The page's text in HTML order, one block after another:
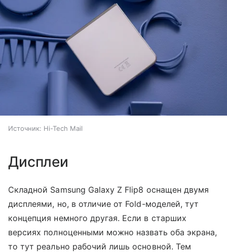
Источник: Hi-Tech Mail
Дисплеи
Складной Samsung Galaxy Z Flip8 оснащен двумя
дисплеями, но, в отличие от Fold-моделей, тут
концепция немного другая. Если в старших
версиях полноценными можно назвать оба экрана,
то тут реально рабочий лишь основной. Тем